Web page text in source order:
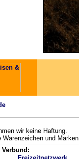
wir keine Haftung.
und